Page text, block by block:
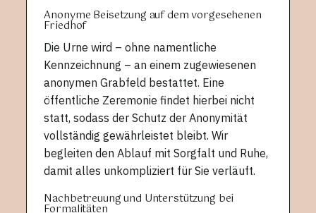
Anonyme Beisetzung auf dem vorgesehenen
Friedhof
Die Urne wird – ohne namentliche
Kennzeichnung – an einem zugewiesenen
anonymen Grabfeld bestattet. Eine
öffentliche Zeremonie findet hierbei nicht
statt, sodass der Schutz der Anonymität
vollständig gewährleistet bleibt. Wir
begleiten den Ablauf mit Sorgfalt und Ruhe,
damit alles unkompliziert für Sie verläuft.
Nachbetreuung und Unterstützung bei
Formalitäten